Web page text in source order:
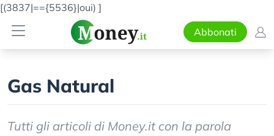
[(3837|=={5536}|oui) ]
Abbonati
Gas Natural
Tutti gli articoli di Money.it con la parola